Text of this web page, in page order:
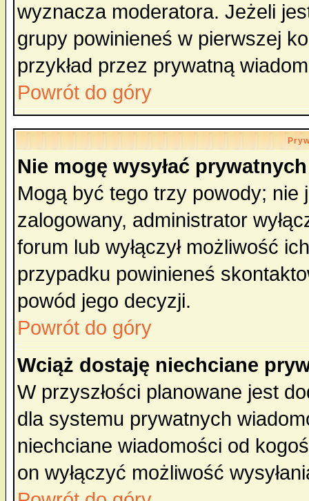
wyznacza moderatora. Jeżeli
grupy powinieneś w pierwszej
przykład przez prywatną
Powrót do góry
Nie mogę wysyłać
Mogą być tego trzy powody;
zalogowany, administrator
forum lub wyłączył możliwość
przypadku powinieneś
powód jego decyzji.
Powrót do góry
Wciąż dostaję niechciane
W przyszłości planowane jest
dla systemu prywatnych
niechciane wiadomości od
on wyłączyć możliwość